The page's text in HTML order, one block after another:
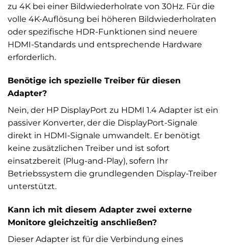
zu 4K bei einer Bildwiederholrate von 30Hz. Für die
volle 4K-Auflösung bei höheren Bildwiederholraten
oder spezifische HDR-Funktionen sind neuere
HDMI-Standards und entsprechende Hardware
erforderlich.
Benötige ich spezielle Treiber für diesen
Adapter?
Nein, der HP DisplayPort zu HDMI 1.4 Adapter ist ein
passiver Konverter, der die DisplayPort-Signale
direkt in HDMI-Signale umwandelt. Er benötigt
keine zusätzlichen Treiber und ist sofort
einsatzbereit (Plug-and-Play), sofern Ihr
Betriebssystem die grundlegenden Display-Treiber
unterstützt.
Kann ich mit diesem Adapter zwei externe
Monitore gleichzeitig anschließen?
Dieser Adapter ist für die Verbindung eines